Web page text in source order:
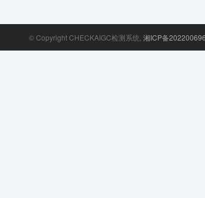
© Copyright CHECKAIGC检测系统, 湘ICP备